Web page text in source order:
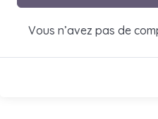
Vous n’avez pas de